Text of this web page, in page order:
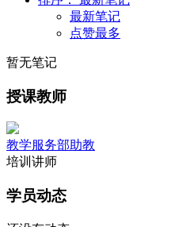
最新笔记
点赞最多
暂无笔记
授课教师
教学服务部助教
培训讲师
学员动态